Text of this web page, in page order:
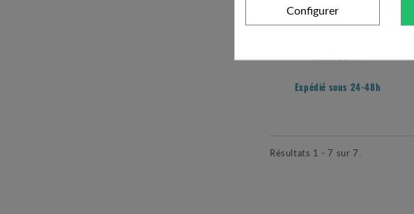
POMPE IMMERGÉE DIVERTRON
611.58 €
Expédié sous 24-48h
Résultats 1 - 7 sur 7.
Configurer